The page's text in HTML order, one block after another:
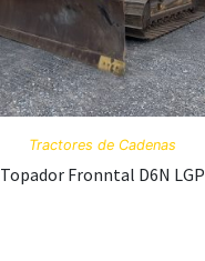
Tractores de Cadenas
Topador Fronntal D6N LGP